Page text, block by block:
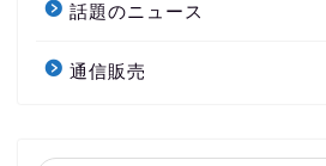
話題のニュース
通信販売